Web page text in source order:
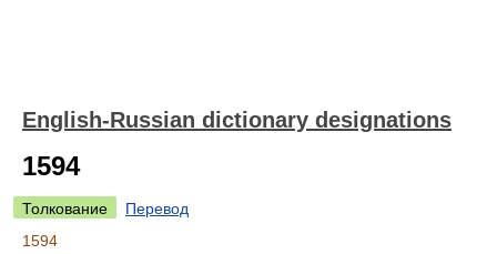
English-Russian dictionary designations
1594
Толкование
Перевод
1594